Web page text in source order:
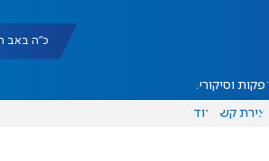
כ"ה באב תשפ"ו
הפקות וסיקורים
יצירת קשר עוד